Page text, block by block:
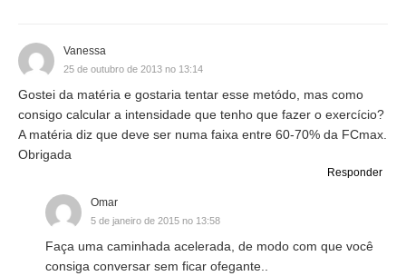
Vanessa
25 de outubro de 2013 no 13:14
Gostei da matéria e gostaria tentar esse metódo, mas como
consigo calcular a intensidade que tenho que fazer o exercício?
A matéria diz que deve ser numa faixa entre 60-70% da FCmax.
Obrigada
Responder
Omar
5 de janeiro de 2015 no 13:58
Faça uma caminhada acelerada, de modo com que você
consiga conversar sem ficar ofegante..